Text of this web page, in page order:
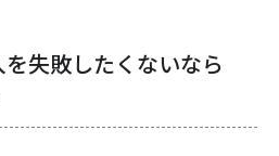
失敗したくないなら